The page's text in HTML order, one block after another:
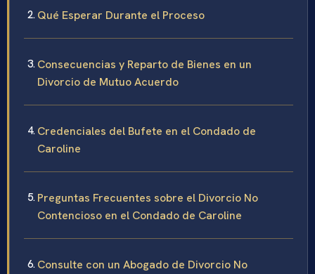
Qué Esperar Durante el Proceso
Consecuencias y Reparto de Bienes en un
Divorcio de Mutuo Acuerdo
Credenciales del Bufete en el Condado de
Caroline
Preguntas Frecuentes sobre el Divorcio No
Contencioso en el Condado de Caroline
Consulte con un Abogado de Divorcio No